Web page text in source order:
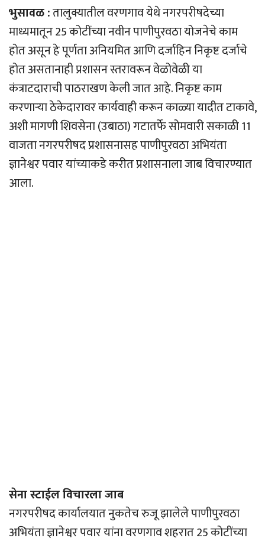
भुसावळ :तालुक्यातील वरणगाव येथे नगरपरीषदेच्या
माध्यमातून 25 कोटींच्या नवीन पाणीपुरवठा योजनेचे काम
होत असून हे पूर्णता अनियमित आणि दर्जाहिन निकृष्ट दर्जाचे
होत असतानाही प्रशासन स्तरावरून वेळोवेळी या
कंत्राटदाराची पाठराखण केली जात आहे. निकृष्ट काम
करणार्‍या ठेकेदारावर कार्यवाही करून काळ्या यादीत टाकावे,
अशी मागणी शिवसेना (उबाठा) गटातर्फे सोमवारी सकाळी 11
वाजता नगरपरीषद प्रशासनासह पाणीपुरवठा अभियंता
ज्ञानेश्वर पवार यांच्याकडे करीत प्रशासनाला जाब विचारण्यात
आला.
सेना स्टाईल विचारला जाब
नगरपरीषद कार्यालयात नुकतेच रुजू झालेले पाणीपुरवठा
अभियंता ज्ञानेश्वर पवार यांना वरणगाव शहरात 25 कोटींच्या